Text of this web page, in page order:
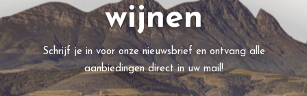
wijnen
Schrijf je in voor onze nieuwsbrief en ontvang alle
aanbiedingen direct in uw mail!